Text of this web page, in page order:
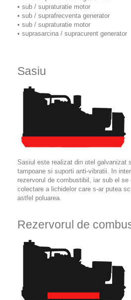
• sub / supraturatie motor
• sub / suprafrecventa generator
• sub / supraturatie motor
• suprasarcina / supracurent generator
Sasiu
Sasiul este realizat din otel galvanizat
tampoane si suporti anti-vibratii. In
rezervorul de combustibil, iar sub el
colectare a lichidelor care s-ar putea
astfel poluarea.
Rezervorul de